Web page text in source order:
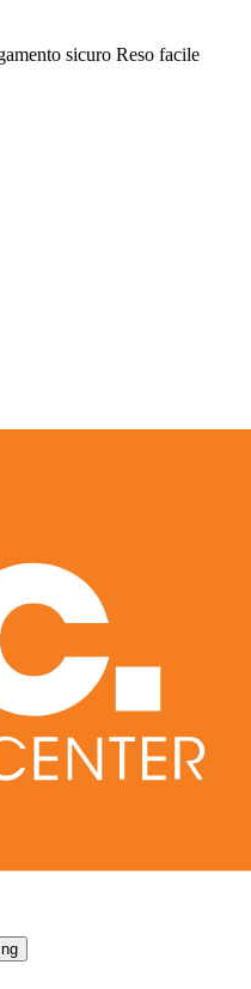
sicuro Reso facile